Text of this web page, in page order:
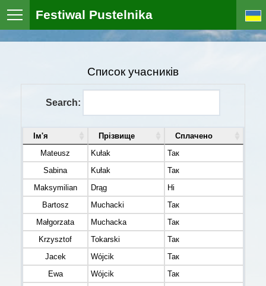
Festiwal Pustelnika
Список учасників
Search:
Ім'я Прізвище
Сплачено
Mateusz
Kułak
Так
Sabina
Kułak
Так
Maksymilian
Drąg
Ні
Bartosz
Muchacki
Так
Małgorzata
Muchacka
Так
Krzysztof
Tokarski
Так
Jacek
Wójcik
Так
Ewa
Wójcik
Так